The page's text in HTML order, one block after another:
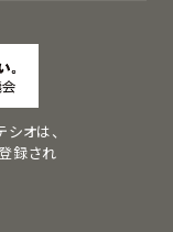
オは、
録され